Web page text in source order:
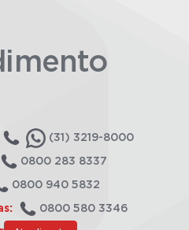
(31) 3219-8000
0800 283 8337
0800 940 5832
0800 580 3346